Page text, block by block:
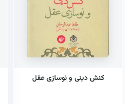
کنش دینی و نوسازی عقل